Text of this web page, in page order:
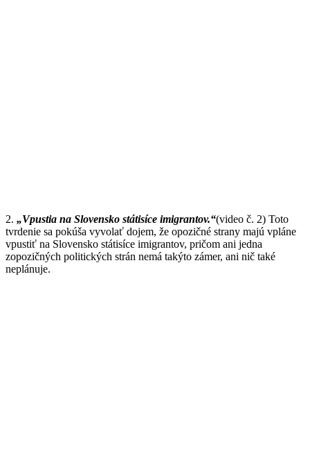
2. „Vpustia na Slovensko státisíce imigrantov.“(video č. 2) Toto
tvrdenie sa pokúša vyvolať dojem, že opozičné strany majú vpláne
vpustiť na Slovensko státisíce imigrantov, pričom ani jedna
zopozičných politických strán nemá takýto zámer, ani nič také
neplánuje.